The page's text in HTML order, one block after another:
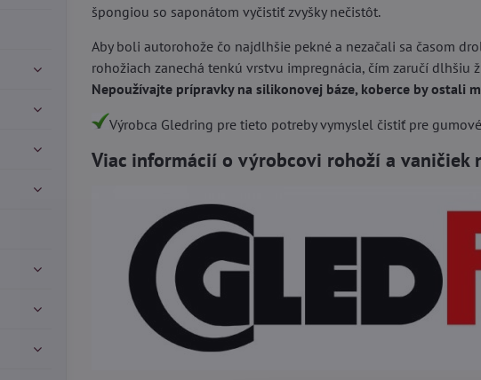
špongiou so saponátom vyčistiť zvyšky nečistôt.
Aby boli autorohože čo najdlhšie pekné a nezačali sa časom
rohožiach zanechá tenkú vrstvu impregnácia, čím zaručí
Nepoužívajte prípravky na silikonovej báze, koberce by ostali
Výrobca Gledring pre tieto potreby vymyslel čistiť pre
Viac informácií o výrobcovi rohoží a vaničiek